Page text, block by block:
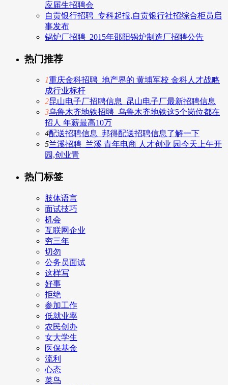
应届生招聘会
自贡银行招聘_专科起报,自贡银行社招综合柜员启
事发布
锅炉厂招聘_2015年邵阳锅炉制造厂招聘公告
热门推荐
1重庆金科招聘_地产界的 黄埔军校 金科人才战略
成行业标杆
2昆山电子厂招聘信息_昆山电子厂最新招聘信息
3乌鲁木齐地铁招聘_乌鲁木齐地铁这5个岗位都在
招人 年薪最高10万
4配送招聘信息_邦得配送招聘信息了解一下
5兰溪招聘_兰溪 青年电商 人才创业 园今天上午开
园,创业青
热门标签
肢体语言
面试技巧
机会
互联网企业
穷三年
切勿
公务员面试
这样写
好事
拒绝
参加工作
低就业率
农民创办
女大学生
医保基金
流利
心态
菜鸟